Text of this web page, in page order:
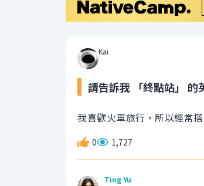
Kai
請告訴我 「終點站」 的
我喜歡火車旅行，所以經常
0 1,727
Ting Yu